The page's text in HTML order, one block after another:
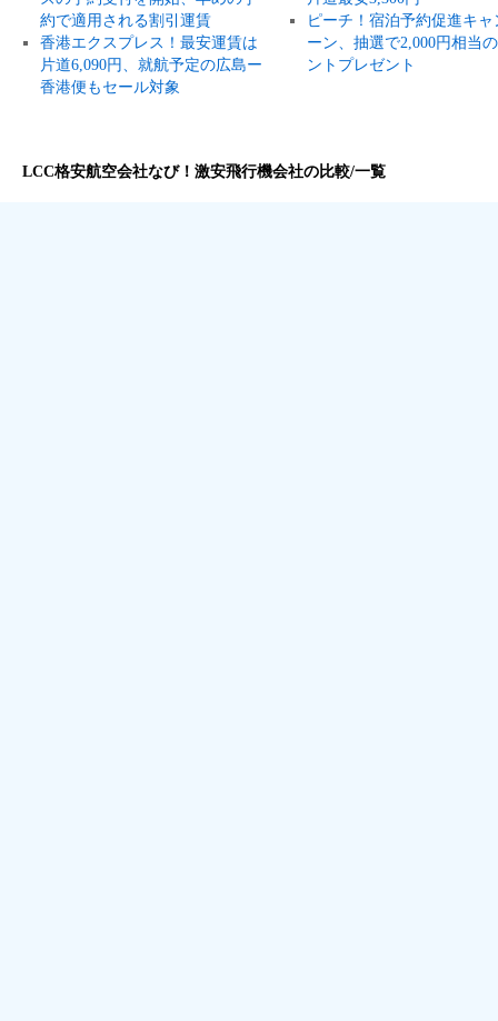
約で適用される割引運賃
香港エクスプレス！最安運賃は
片道6,090円、就航予定の広島ー
香港便もセール対象
ピーチ！宿泊予約促進キャ
ーン、抽選で2,000円相当
ントプレゼント
LCC格安航空会社なび！激安飛行機会社の比較/一覧